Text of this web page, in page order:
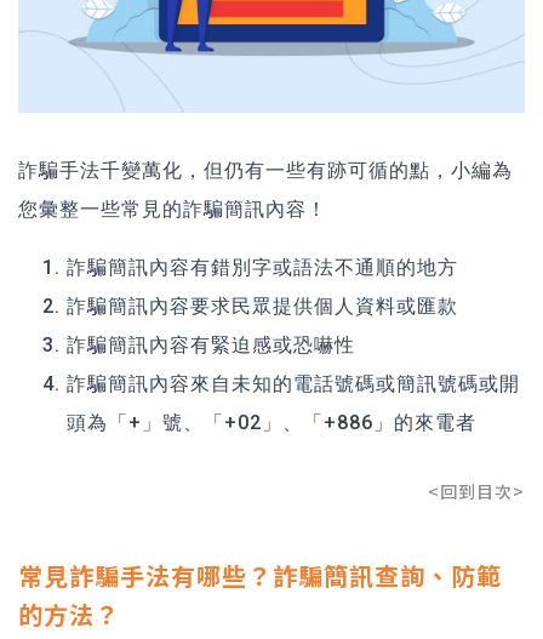
詐騙手法千變萬化，但仍有一些有跡可循的點，小編為
您彙整一些常見的詐騙簡訊內容！
詐騙簡訊內容有錯別字或語法不通順的地方
詐騙簡訊內容要求民眾提供個人資料或匯款
詐騙簡訊內容有緊迫感或恐嚇性
詐騙簡訊內容來自未知的電話號碼或簡訊號碼或開
頭為「+」號、「+02」、「+886」的來電者
<回到目次>
常見詐騙手法有哪些？詐騙簡訊查詢、防範
的方法？